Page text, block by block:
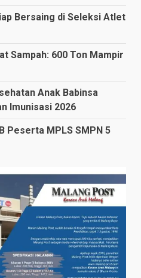
Bersaing di Seleksi Atlet
Sampah: 600 Ton Mampir
Anak Babinsa
Imunisasi 2026
Peserta MPLS SMPN 5